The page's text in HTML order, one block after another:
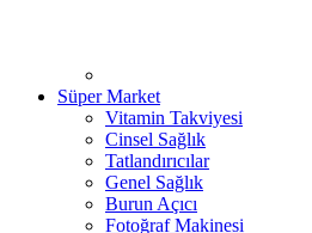
Süper Market
Vitamin Takviyesi
Cinsel Sağlık
Tatlandırıcılar
Genel Sağlık
Burun Açıcı
Fotoğraf Makinesi